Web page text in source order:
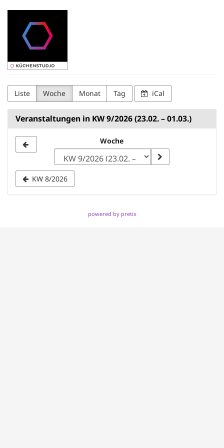
Zum
Inhalt
springen
Kuechenstud.io
Liste Woche Monat Tag iCal
Veranstaltungen in KW 9/2026 (23.02. – 01.03.)
zur
Anzeige
auswählen
Woche
KW 8/2026
powered by pretix